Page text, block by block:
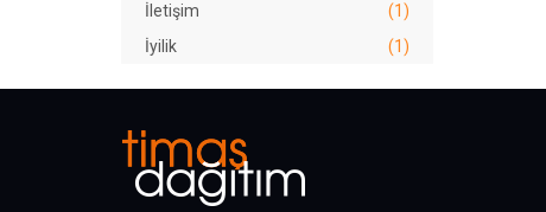
İletişim
(1)
İyilik
(1)
Kişisel Gelişim
Öz Güven